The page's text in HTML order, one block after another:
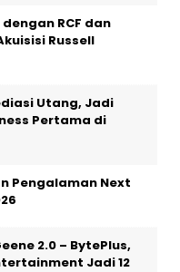
RCF dan
Russell
Utang, Jadi
Pertama di
Pengalaman Next
2.0 – BytePlus,
Jadi 12